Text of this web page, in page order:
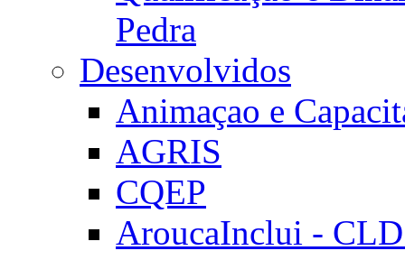
Pedra
Desenvolvidos
Animaçao e
AGRIS
CQEP
AroucaInclui -